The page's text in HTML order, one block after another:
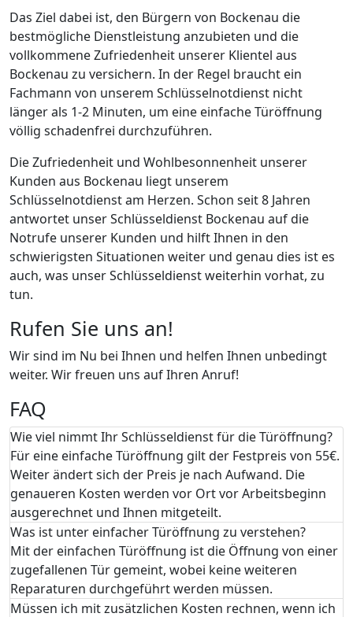
Das Ziel dabei ist, den Bürgern von Bockenau die
bestmögliche Dienstleistung anzubieten und die
vollkommene Zufriedenheit unserer Klientel aus
Bockenau zu versichern. In der Regel braucht ein
Fachmann von unserem Schlüsselnotdienst nicht
länger als 1-2 Minuten, um eine einfache Türöffnung
völlig schadenfrei durchzuführen.
Die Zufriedenheit und Wohlbesonnenheit unserer
Kunden aus Bockenau liegt unserem
Schlüsselnotdienst am Herzen. Schon seit 8 Jahren
antwortet unser Schlüsseldienst Bockenau auf die
Notrufe unserer Kunden und hilft Ihnen in den
schwierigsten Situationen weiter und genau dies ist es
auch, was unser Schlüsseldienst weiterhin vorhat, zu
tun.
Rufen Sie uns an!
Wir sind im Nu bei Ihnen und helfen Ihnen unbedingt
weiter. Wir freuen uns auf Ihren Anruf!
FAQ
Wie viel nimmt Ihr Schlüsseldienst für die Türöffnung?
Für eine einfache Türöffnung gilt der Festpreis von 55€.
Weiter ändert sich der Preis je nach Aufwand. Die
genaueren Kosten werden vor Ort vor Arbeitsbeginn
ausgerechnet und Ihnen mitgeteilt.
Was ist unter einfacher Türöffnung zu verstehen?
Mit der einfachen Türöffnung ist die Öffnung von einer
zugefallenen Tür gemeint, wobei keine weiteren
Reparaturen durchgeführt werden müssen.
Müssen ich mit zusätzlichen Kosten rechnen, wenn ich